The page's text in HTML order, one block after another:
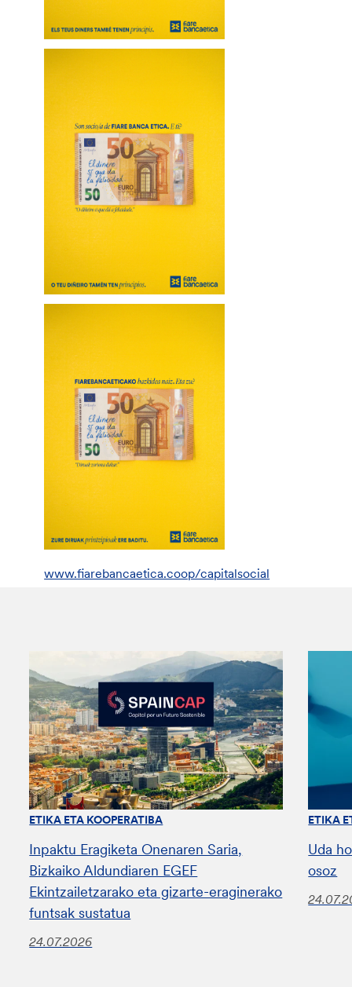
www.fiarebancaetica.coop/capitalsocial
ETIKA ETA KOOPERATIBA
Inpaktu Eragiketa Onenaren Saria,
Bizkaiko Aldundiaren EGEF
Ekintzailetzarako eta gizarte-eraginerako
funtsak sustatua
24.07.2026
ETIKA
Uda
osoz